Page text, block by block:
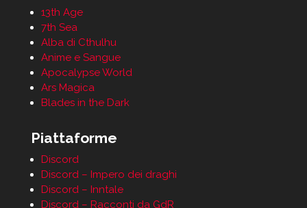
13th Age
7th Sea
Alba di Cthulhu
Anime e Sangue
Apocalypse World
Ars Magica
Blades in the Dark
Piattaforme
Discord
Discord – Impero dei draghi
Discord – Inntale
Discord – Racconti da GdR